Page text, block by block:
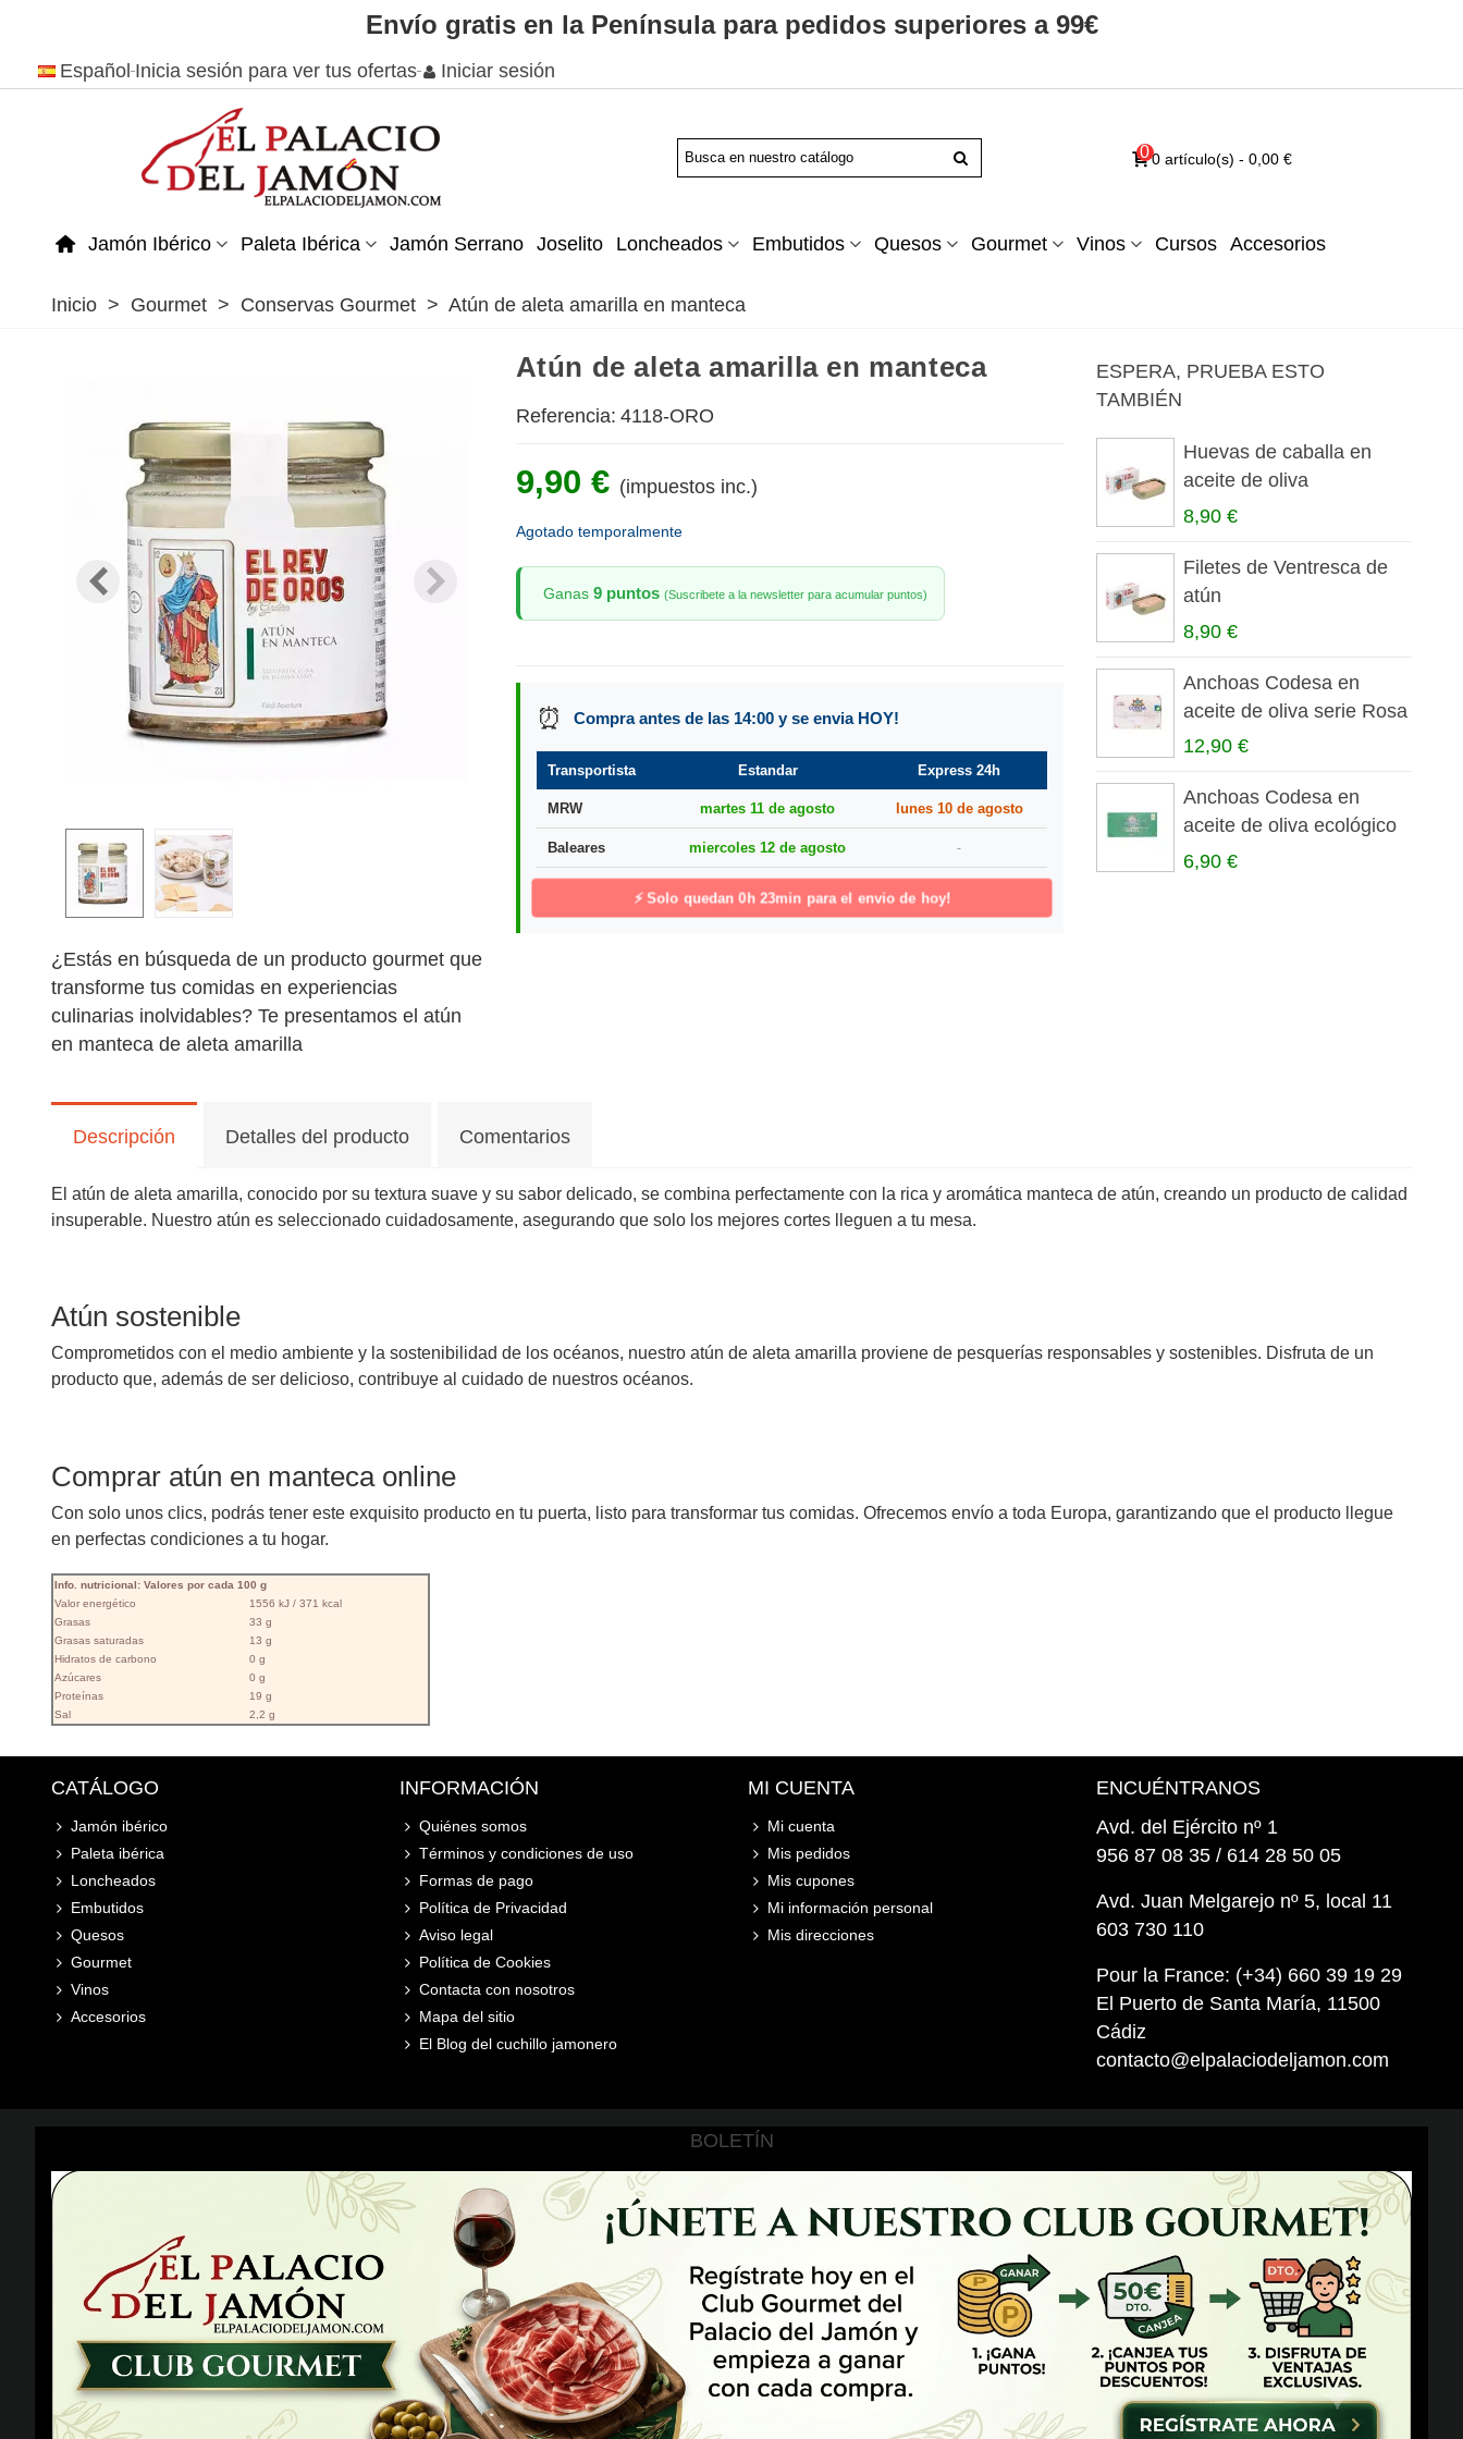
Envío gratis en la Península para pedidos superiores a 99€
Español Inicia sesión para ver tus ofertas Iniciar sesión
00 artículo(s) - 0,00 €
Jamón Ibérico Paleta Ibérica Jamón Serrano Joselito Loncheados Embutidos Quesos Gourmet Vinos Cursos Accesorios
Inicio > Gourmet > Conservas Gourmet > Atún de aleta amarilla en manteca
¿Estás en búsqueda de un producto gourmet que
transforme tus comidas en experiencias
culinarias inolvidables? Te presentamos el atún
en manteca de aleta amarilla
Atún de aleta amarilla en manteca
Referencia: 4118-ORO
9,90 € (impuestos inc.)
Agotado temporalmente
Ganas 9 puntos (Suscribete a la newsletter para acumular puntos)
⏰ Compra antes de las 14:00 y se envia HOY!
Transportista Estandar Express 24h
MRW martes 11 de agosto lunes 10 de agosto
Baleares miercoles 12 de agosto -
⚡ Solo quedan0h 23min para el envio de hoy!
ESPERA, PRUEBA ESTO
TAMBIÉN
Huevas de caballa en
aceite de oliva
8,90 €
Filetes de Ventresca de
atún
8,90 €
Anchoas Codesa en
aceite de oliva serie Rosa
12,90 €
Anchoas Codesa en
aceite de oliva ecológico
6,90 €
Descripción Detalles del producto Comentarios
El atún de aleta amarilla, conocido por su textura suave y su sabor delicado, se combina perfectamente con la rica y aromática manteca de atún, creando un producto de calidad
insuperable. Nuestro atún es seleccionado cuidadosamente, asegurando que solo los mejores cortes lleguen a tu mesa.
Atún sostenible
Comprometidos con el medio ambiente y la sostenibilidad de los océanos, nuestro atún de aleta amarilla proviene de pesquerías responsables y sostenibles. Disfruta de un
producto que, además de ser delicioso, contribuye al cuidado de nuestros océanos.
Comprar atún en manteca online
Con solo unos clics, podrás tener este exquisito producto en tu puerta, listo para transformar tus comidas. Ofrecemos envío a toda Europa, garantizando que el producto llegue
en perfectas condiciones a tu hogar.
Info. nutricional: Valores por cada 100 g
Valor energético
1556 kJ / 371 kcal
Grasas
33 g
Grasas saturadas
13 g
Hidratos de carbono
0 g
Azúcares
0 g
Proteínas
19 g
Sal
2,2 g
CATÁLOGO
Jamón ibérico
Paleta ibérica
Loncheados
Embutidos
Quesos
Gourmet
Vinos
Accesorios
INFORMACIÓN
Quiénes somos
Términos y condiciones de uso
Formas de pago
Política de Privacidad
Aviso legal
Política de Cookies
Contacta con nosotros
Mapa del sitio
El Blog del cuchillo jamonero
MI CUENTA
Mi cuenta
Mis pedidos
Mis cupones
Mi información personal
Mis direcciones
ENCUÉNTRANOS
Avd. del Ejército nº 1
956 87 08 35 / 614 28 50 05
Avd. Juan Melgarejo nº 5, local 11
603 730 110
Pour la France: (+34) 660 39 19 29
El Puerto de Santa María, 11500
Cádiz
contacto@elpalaciodeljamon.com
BOLETÍN